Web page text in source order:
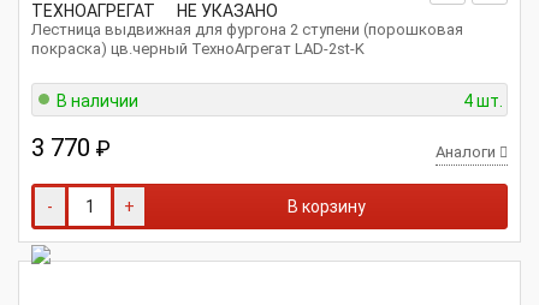
ТЕХНОАГРЕГАТ НЕ УКАЗАНО
Лестница выдвижная для фургона 2 ступени (порошковая
покраска) цв.черный ТехноАгрегат LAD-2st-K
В наличии 4 шт.
3 770 ₽ Аналоги
- + В корзину